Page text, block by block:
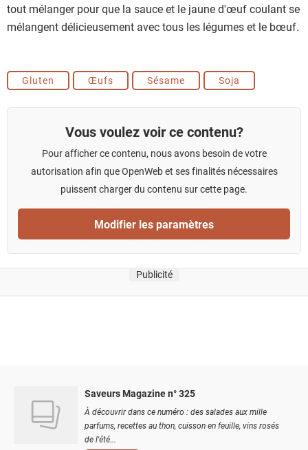
tout mélanger pour que la sauce et le jaune d'œuf coulant se
mélangent délicieusement avec tous les légumes et le bœuf.
Gluten Œufs Sésame Soja
Vous voulez voir ce contenu?
Pour afficher ce contenu, nous avons besoin de votre
autorisation afin que OpenWeb et ses finalités nécessaires
puissent charger du contenu sur cette page.
Modifier les paramètres
Publicité
Saveurs Magazine n° 325
À découvrir dans ce numéro : des salades aux mille
parfums, recettes au thon, cuisson en feuille, vins rosés
de l'été...